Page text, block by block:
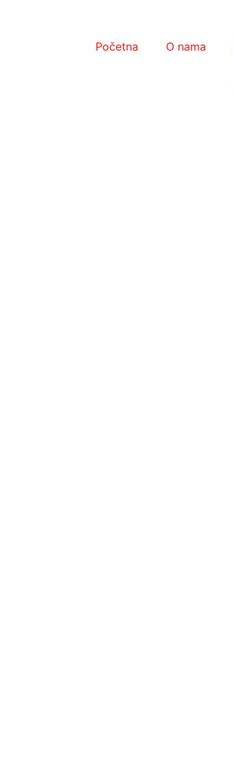
Početna O nama